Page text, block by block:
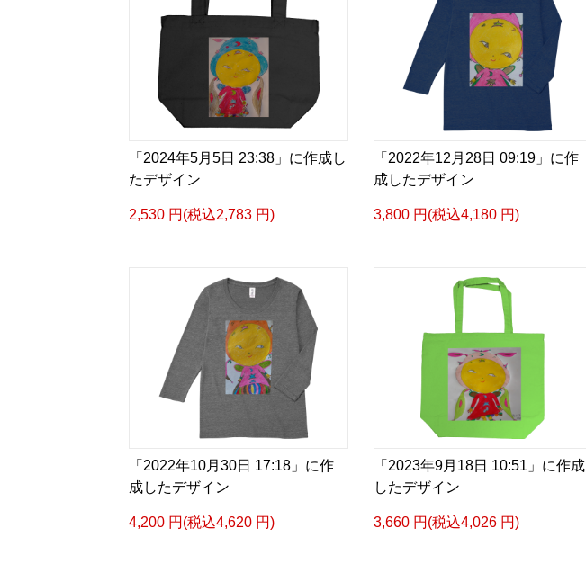
「2024年5月5日 23:38」に作成し
たデザイン
2,530 円(税込2,783 円)
「2022年12月28日 09:19」に作
成したデザイン
3,800 円(税込4,180 円)
「2022年10月30日 17:18」に作
成したデザイン
4,200 円(税込4,620 円)
「2023年9月18日 10:51」に作成
したデザイン
3,660 円(税込4,026 円)